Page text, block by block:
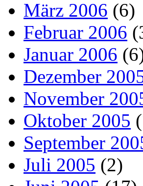
März 2006 (6)
Februar 2006
Januar 2006
Dezember
November
Oktober 2005
September
Juli 2005 (2)